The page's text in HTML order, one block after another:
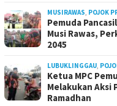
MUSIRAWAS, POJOK
Pemuda
Musi Rawas,
2045
LUBUKLINGGAU,
Ketua MPC
Melakukan Aksi
Ramadhan